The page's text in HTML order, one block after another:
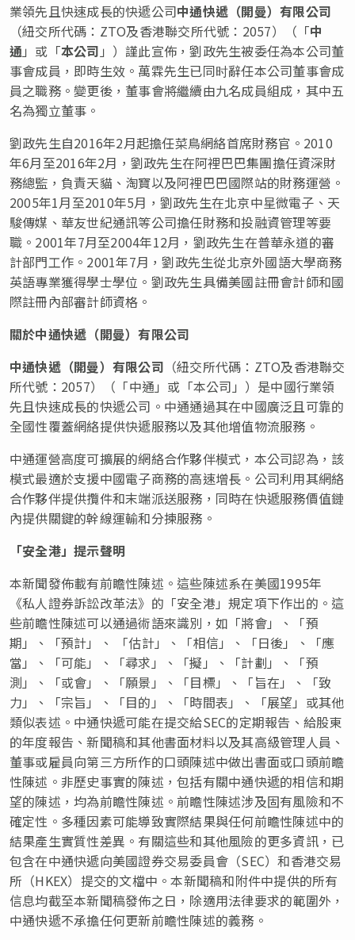
業領先且快速成長的快遞公司中通快遞（開曼）有限公司
（紐交所代碼：ZTO及香港聯交所代號：2057）（「中
通」或「本公司 」）謹此宣佈，劉政先生被委任為本公司董
事會成員，即時生效。萬霖先生已同时辭任本公司董事會成
員之職務。變更後，董事會將繼續由九名成員組成，其中五
名為獨立董事。
劉政先生自2016年2月起擔任菜鳥網絡首席財務官。2010
年6月至2016年2月，劉政先生在阿裡巴巴集團擔任資深財
務總監，負責天貓、淘寶以及阿裡巴巴國際站的財務運營。
2005年1月至2010年5月，劉政先生在北京中星微電子、天
駿傳媒、華友世紀通訊等公司擔任財務和投融資管理等要
職。2001年7月至2004年12月，劉政先生在普華永道的審
計部門工作。2001年7月，劉政先生從北京外國語大學商務
英語專業獲得學士學位。劉政先生具備美國註冊會計師和國
際註冊內部審計師資格。
關於中通快遞（開曼）有限公司
中通快遞（開曼）有限公司 （紐交所代碼：ZTO及香港聯交
所代號：2057）（「中通」或「本公司」）是中國行業領
先且快速成長的快遞公司。中通通過其在中國廣泛且可靠的
全國性覆蓋網絡提供快遞服務以及其他增值物流服務。
中通運營高度可擴展的網絡合作夥伴模式，本公司認為，該
模式最適於支援中國電子商務的高速增長。公司利用其網絡
合作夥伴提供攬件和末端派送服務，同時在快遞服務價值鏈
內提供關鍵的幹線運輸和分揀服務。
「安全港」提示聲明
本新聞發佈載有前瞻性陳述。這些陳述系在美國1995年
《私人證券訴訟改革法》的「安全港」規定項下作出的。這
些前瞻性陳述可以通過術語來識別，如「將會」、「預
期」、「預計」、 「估計」、「相信」、「日後」、「應
當」、「可能」、「尋求」、「擬」、「計劃」、「預
測」、「或會」、「願景」、「目標」、「旨在」、「致
力」、「宗旨」、「目的」、「時間表」、「展望」或其他
類似表述。中通快遞可能在提交給SEC的定期報告、給股東
的年度報告、新聞稿和其他書面材料以及其高級管理人員、
董事或雇員向第三方所作的口頭陳述中做出書面或口頭前瞻
性陳述。非歷史事實的陳述，包括有關中通快遞的相信和期
望的陳述，均為前瞻性陳述。前瞻性陳述涉及固有風險和不
確定性。多種因素可能導致實際結果與任何前瞻性陳述中的
結果產生實質性差異。有關這些和其他風險的更多資訊，已
包含在中通快遞向美國證券交易委員會（SEC）和香港交易
所（HKEX）提交的文檔中。本新聞稿和附件中提供的所有
信息均截至本新聞稿發佈之日，除適用法律要求的範圍外，
中通快遞不承擔任何更新前瞻性陳述的義務。